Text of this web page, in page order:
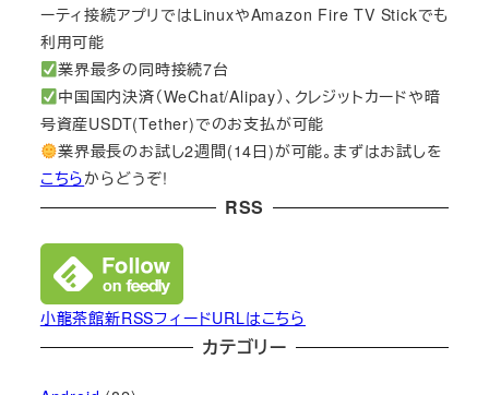
ーティ接続アプリではLinuxやAmazon Fire TV Stickでも
利用可能
業界最多の同時接続7台
中国国内決済（WeChat/Alipay）、クレジットカードや暗
号資産USDT(Tether)でのお支払が可能
業界最長のお試し2週間(14日)が可能。まずはお試しを
こちらからどうぞ!
RSS
小龍茶館新RSSフィードURLはこちら
カテゴリー